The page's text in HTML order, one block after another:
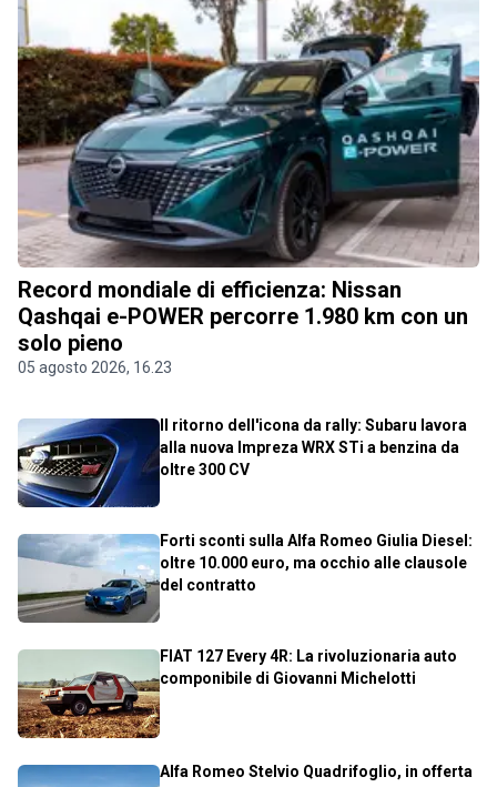
Record mondiale di efficienza: Nissan
Qashqai e-POWER percorre 1.980 km con un
solo pieno
05 agosto 2026, 16.23
Il ritorno dell'icona da rally: Subaru lavora
alla nuova Impreza WRX STi a benzina da
oltre 300 CV
Forti sconti sulla Alfa Romeo Giulia Diesel:
oltre 10.000 euro, ma occhio alle clausole
del contratto
FIAT 127 Every 4R: La rivoluzionaria auto
componibile di Giovanni Michelotti
Alfa Romeo Stelvio Quadrifoglio, in offerta